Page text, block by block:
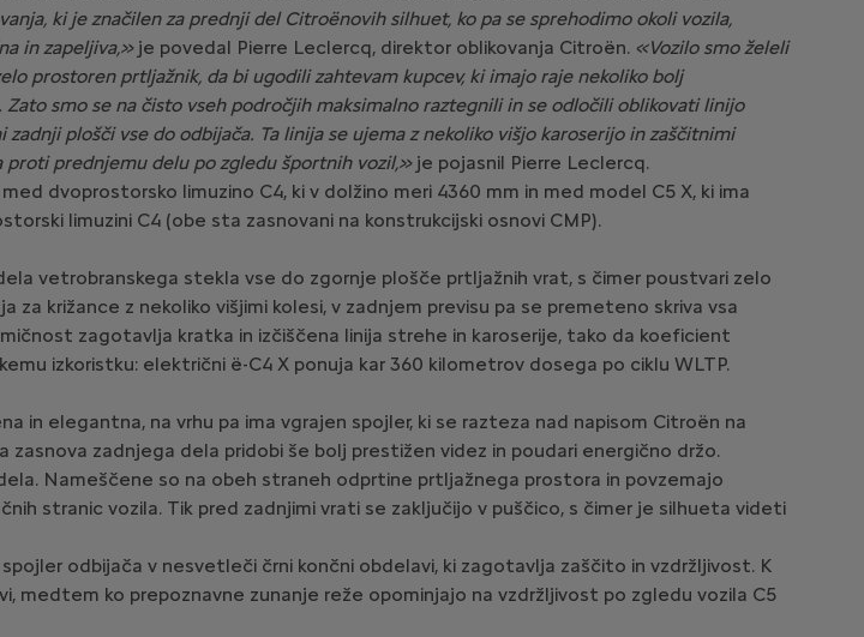
ki je značilen za prednji del Citroënovih silhuet, ko pa se sprehodimo okoli vozila,
in zapeljiva,»je povedal Pierre Leclercq, direktor oblikovanja Citroën. «Vozilo smo želeli
prostoren prtljažnik, da bi ugodili zahtevam kupcev, ki imajo raje nekoliko bolj
smo se na čisto vseh področjih maksimalno raztegnili in se odločili oblikovati linijo
plošči vse do odbijača. Ta linija se ujema z nekoliko višjo karoserijo in zaščitnimi
proti prednjemu delu po zgledu športnih vozil,»je pojasnil Pierre Leclercq.
dvoprostorsko limuzino C4, ki v dolžino meri 4360 mm in med model C5 X, ki ima
limuzini C4 (obe sta zasnovani na konstrukcijski osnovi CMP).
vetrobranskega stekla vse do zgornje plošče prtljažnih vrat, s čimer poustvari zelo
križance z nekoliko višjimi kolesi, v zadnjem previsu pa se premeteno skriva vsa
zagotavlja kratka in izčiščena linija strehe in karoserije, tako da koeficient
izkoristku: električni ë-C4 X ponuja kar 360 kilometrov dosega po ciklu WLTP.
in elegantna, na vrhu pa ima vgrajen spojler, ki se razteza nad napisom Citroën na
zadnjega dela pridobi še bolj prestižen videz in poudari energično držo.
Nameščene so na obeh straneh odprtine prtljažnega prostora in povzemajo
stranic vozila. Tik pred zadnjimi vrati se zaključijo v puščico, s čimer je silhueta videti
odbijača v nesvetleči črni končni obdelavi, ki zagotavlja zaščito in vzdržljivost. K
ko prepoznavne zunanje reže opominjajo na vzdržljivost po zgledu vozila C5